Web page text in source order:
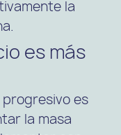
la
es más
es
la masa